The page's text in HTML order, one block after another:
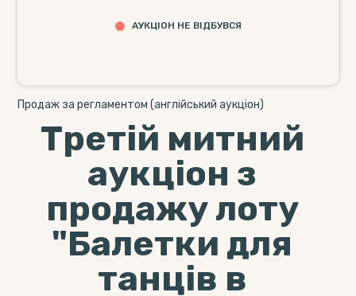
АУКЦІОН НЕ ВІДБУВСЯ
Продаж за регламентом (англійський аукціон)
Третій митний
аукціон з
продажу лоту
"Балетки для
танців в